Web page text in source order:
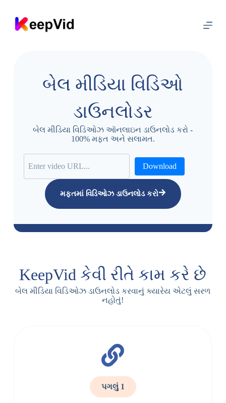
મ
ગ્રી
બેલ મીડિયા વિડિઓ
ડાઉનલોડર
બેલ મીડિયા વિડિઓઝ ઑનલાઇન ડાઉનલોડ કરો -
100% મફત અને સલામત.
Download
મફતમાં વિડિઓઝ ડાઉનલોડ કરો
KeepVid કેવી રીતે કામ કરે છે
બેલ મીડિયા વિડિઓઝ ડાઉનલોડ કરવાનું ક્યારેય એટલું સરળ
નહોતું!
પગલું 1